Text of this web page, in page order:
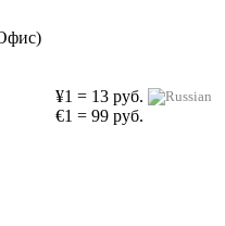
¥1 = 13 руб.
€1 = 99 руб.